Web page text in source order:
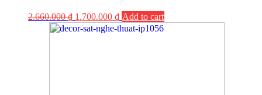
2.660.000₫ 1.700.000 ₫ Add to cart